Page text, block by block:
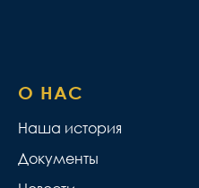
О НАС
Наша история
Документы